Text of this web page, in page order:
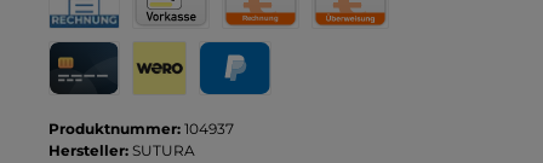
Produktnummer: 104937
Hersteller: SUTURA